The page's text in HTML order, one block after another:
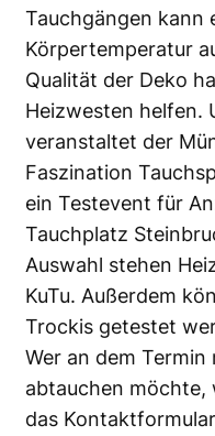
Tauchgängen kann
Körpertemperatur
Qualität der Deko
Heizwesten helfen.
veranstaltet der
Faszination
ein Testevent für
Tauchplatz
Auswahl stehen
KuTu. Außerdem
Trockis getestet
Wer an dem Termin
abtauchen möchte,
das